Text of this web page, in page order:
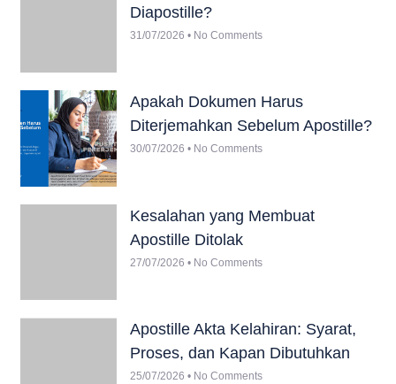
Diapostille?
31/07/2026 No Comments
Apakah Dokumen Harus
Diterjemahkan Sebelum Apostille?
30/07/2026 No Comments
Kesalahan yang Membuat
Apostille Ditolak
27/07/2026 No Comments
Apostille Akta Kelahiran: Syarat,
Proses, dan Kapan Dibutuhkan
25/07/2026 No Comments